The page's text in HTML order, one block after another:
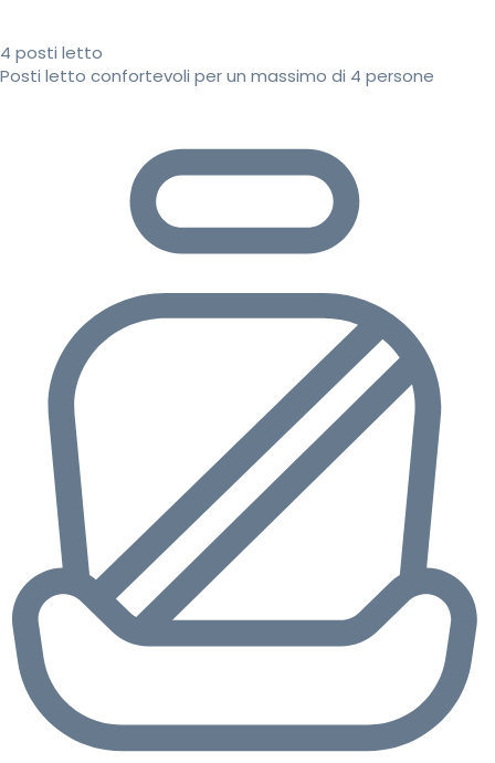
4 posti letto
Posti letto confortevoli per un massimo di 4 persone